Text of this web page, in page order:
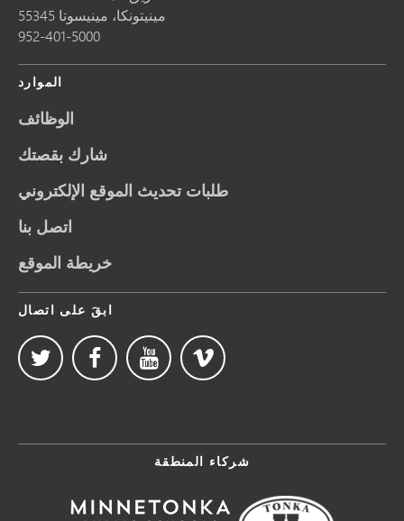
مينيتونكا، مينيسوتا 55345
952-401-5000
الموارد
الوظائف
شارك بقصتك
طلبات تحديث الموقع الإلكتروني
اتصل بنا
خريطة الموقع
ابقَ على اتصال
شركاء المنطقة